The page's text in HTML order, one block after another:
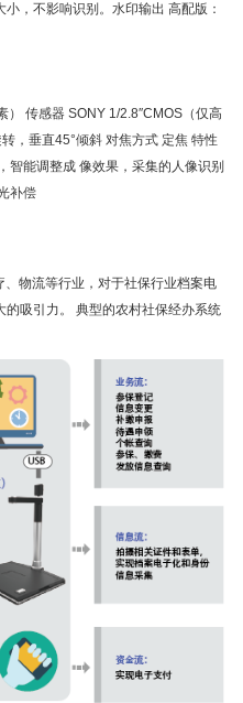
，不影响识别。水印输出 高配版：
传感器 SONY 1/2.8″CMOS（仅高
，垂直45°倾斜 对焦方式 定焦 特性
智能调整成 像效果，采集的人像识别
补偿
物流等行业，对于社保行业档案电
吸引力。 典型的农村社保经办系统